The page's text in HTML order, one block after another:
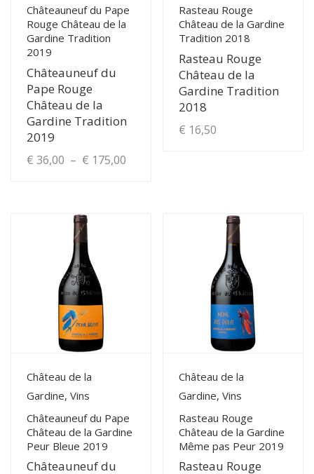
Châteauneuf du Pape
Rouge Château de la
Gardine Tradition
2019
Châteauneuf du
Pape Rouge
Château de la
Gardine Tradition
2019
€ 36,00 – € 175,00
page
produit
Rasteau Rouge
Château de la Gardine
Tradition 2018
Rasteau Rouge
Château de la
Gardine Tradition
2018
€ 16,50
View Details
Château de la
Gardine, Vins
Châteauneuf du Pape
Château de la Gardine
Peur Bleue 2019
Châteauneuf du
View Details
Château de la
Gardine, Vins
Rasteau Rouge
Château de la Gardine
Même pas Peur 2019
Rasteau Rouge